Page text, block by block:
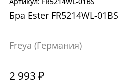
Бра Еster FR5214WL-01BS
Freya (Германия)
2 993 ₽